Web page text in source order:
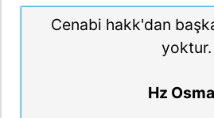
Cenabi hakk'dan
yoktur.
Hz